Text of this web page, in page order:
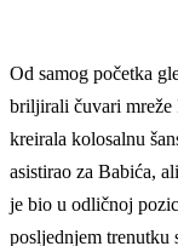
Od samog početka
briljirali čuvari
kreirala kolosalnu
asistirao za Babića,
je bio u odličnoj
posljednjem trenutku